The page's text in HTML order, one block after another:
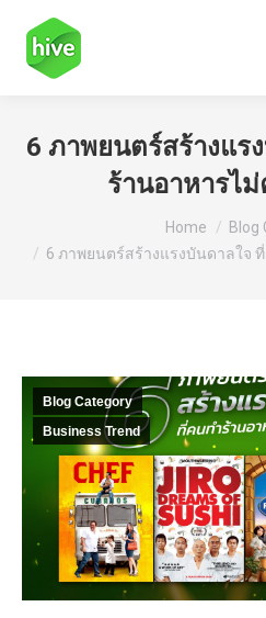
6 ภาพยนตร์สร้างแร
ร้านอาหารไ
Home
Blog
6 ภาพยนตร์สร้างแรงบันดาลใจ
Blog Category
Business Trend